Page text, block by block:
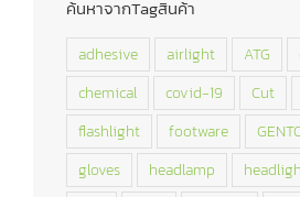
ค้นหาจากTagสินค้า
adhesive airlight ATG
chemical
covid-19 Cut
flashlight
footware
gloves
headlamp